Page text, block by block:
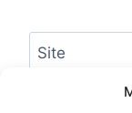
Site
Enregistrer